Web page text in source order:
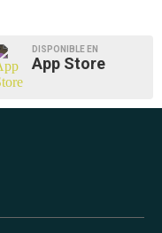
DISPONIBLE EN
App Store